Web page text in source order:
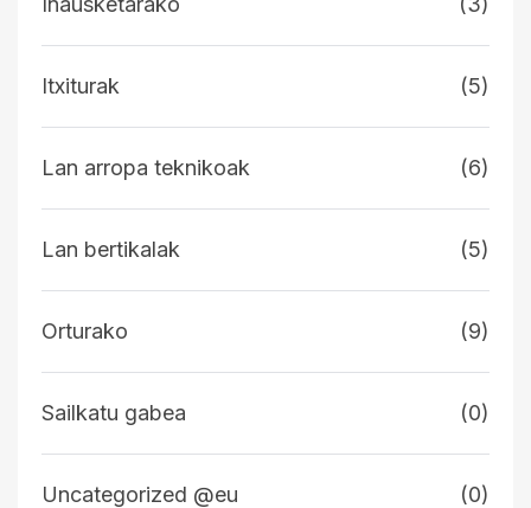
Itxiturak (5)
Lan arropa teknikoak (6)
Lan bertikalak (5)
Orturako (9)
Sailkatu gabea (0)
Uncategorized @eu (0)